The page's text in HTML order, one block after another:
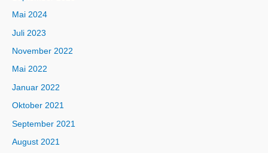
Mai 2024
Juli 2023
November 2022
Mai 2022
Januar 2022
Oktober 2021
September 2021
August 2021